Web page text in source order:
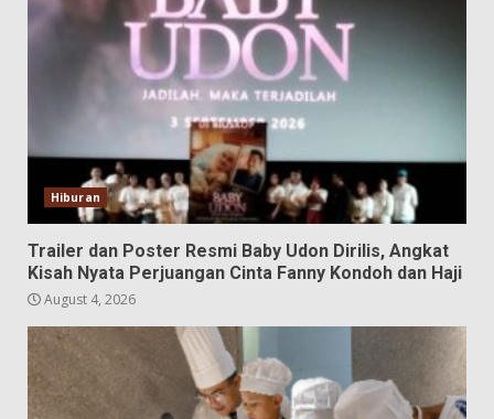
Hiburan
Trailer dan Poster Resmi Baby Udon Dirilis, Angkat
Kisah Nyata Perjuangan Cinta Fanny Kondoh dan Haji
August 4, 2026